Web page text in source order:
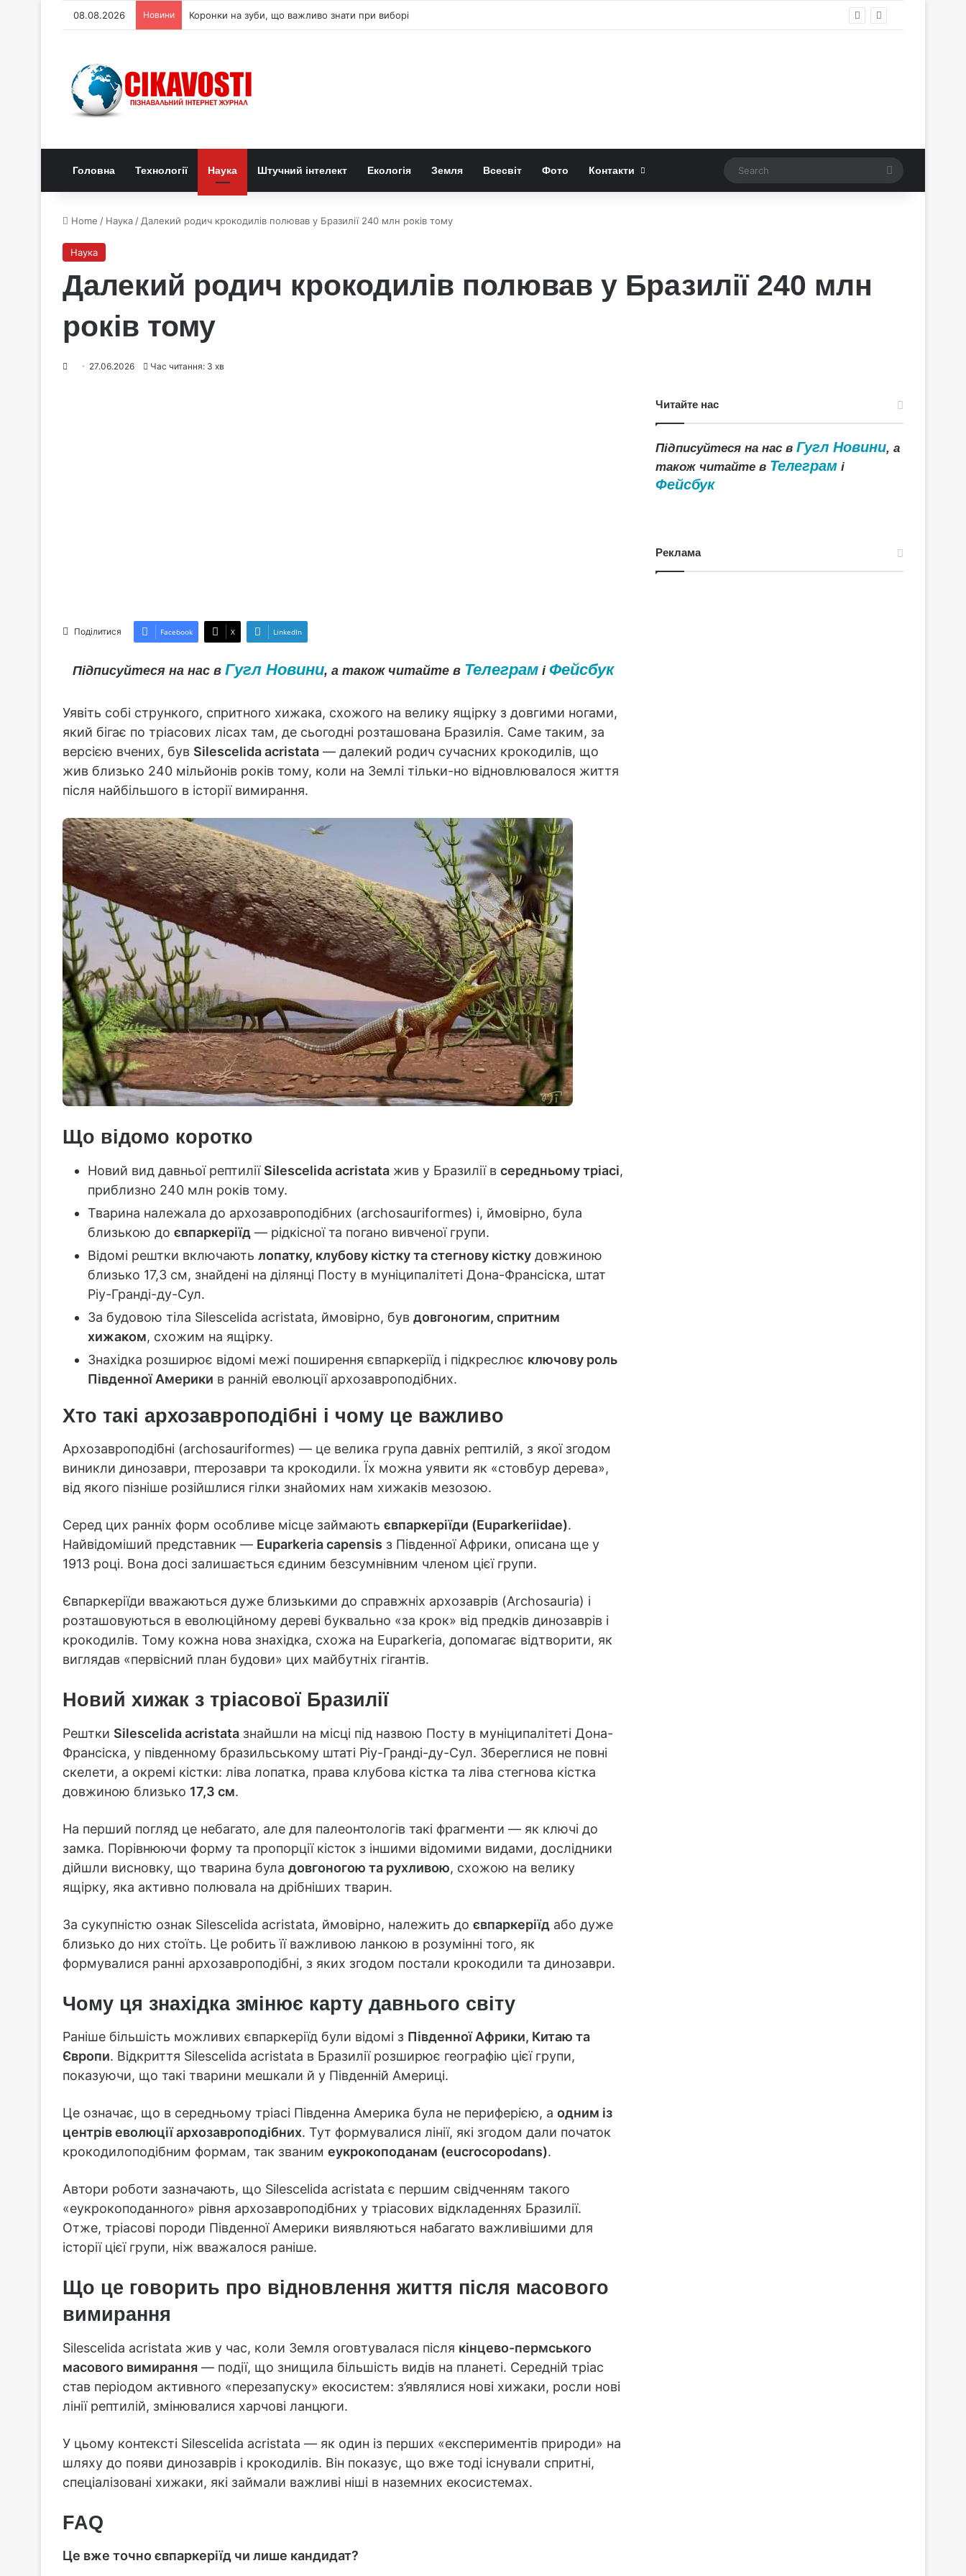
08.08.2026 Новини Коронки на зуби, що важливо знати при виборі
Головна Технології Наука Штучний інтелект Екологія Земля Всесвіт Фото Контакти Search
Home / Наука / Далекий родич крокодилів полював у Бразилії 240 млн років тому
Наука
Далекий родич крокодилів полював у Бразилії 240 млн
років тому
27.06.2026 Час читання: 3 хв
Поділитися Facebook X LinkedIn
Підписуйтеся на нас в Гугл Новини, а також читайте в Телеграмі Фейсбук
Уявіть собі стрункого, спритного хижака, схожого на велику ящірку з довгими ногами,
який бігає по тріасових лісах там, де сьогодні розташована Бразилія. Саме таким, за
версією вчених, був Silescelida acristata — далекий родич сучасних крокодилів, що
жив близько 240 мільйонів років тому, коли на Землі тільки-но відновлювалося життя
після найбільшого в історії вимирання.
Що відомо коротко
Новий вид давньої рептилії Silescelida acristata жив у Бразилії в середньому тріасі,
приблизно 240 млн років тому.
Тварина належала до архозавроподібних (archosauriformes) і, ймовірно, була
близькою до євпаркеріїд — рідкісної та погано вивченої групи.
Відомі рештки включають лопатку, клубову кістку та стегнову кістку довжиною
близько 17,3 см, знайдені на ділянці Посту в муніципалітеті Дона-Франсіска, штат
Ріу-Гранді-ду-Сул.
За будовою тіла Silescelida acristata, ймовірно, був довгоногим, спритним
хижаком, схожим на ящірку.
Знахідка розширює відомі межі поширення євпаркеріїд і підкреслює ключову роль
Південної Америки в ранній еволюції архозавроподібних.
Хто такі архозавроподібні і чому це важливо
Архозавроподібні (archosauriformes) — це велика група давніх рептилій, з якої згодом
виникли динозаври, птерозаври та крокодили. Їх можна уявити як «стовбур дерева»,
від якого пізніше розійшлися гілки знайомих нам хижаків мезозою.
Серед цих ранніх форм особливе місце займають євпаркеріїди (Euparkeriidae).
Найвідоміший представник — Euparkeria capensis з Південної Африки, описана ще у
1913 році. Вона досі залишається єдиним безсумнівним членом цієї групи.
Євпаркеріїди вважаються дуже близькими до справжніх архозаврів (Archosauria) і
розташовуються в еволюційному дереві буквально «за крок» від предків динозаврів і
крокодилів. Тому кожна нова знахідка, схожа на Euparkeria, допомагає відтворити, як
виглядав «первісний план будови» цих майбутніх гігантів.
Новий хижак з тріасової Бразилії
Рештки Silescelida acristata знайшли на місці під назвою Посту в муніципалітеті Дона-
Франсіска, у південному бразильському штаті Ріу-Гранді-ду-Сул. Збереглися не повні
скелети, а окремі кістки: ліва лопатка, права клубова кістка та ліва стегнова кістка
довжиною близько 17,3 см.
На перший погляд це небагато, але для палеонтологів такі фрагменти — як ключі до
замка. Порівнюючи форму та пропорції кісток з іншими відомими видами, дослідники
дійшли висновку, що тварина була довгоногою та рухливою, схожою на велику
ящірку, яка активно полювала на дрібніших тварин.
За сукупністю ознак Silescelida acristata, ймовірно, належить до євпаркеріїд або дуже
близько до них стоїть. Це робить її важливою ланкою в розумінні того, як
формувалися ранні архозавроподібні, з яких згодом постали крокодили та динозаври.
Чому ця знахідка змінює карту давнього світу
Раніше більшість можливих євпаркеріїд були відомі з Південної Африки, Китаю та
Європи. Відкриття Silescelida acristata в Бразилії розширює географію цієї групи,
показуючи, що такі тварини мешкали й у Південній Америці.
Це означає, що в середньому тріасі Південна Америка була не периферією, а одним із
центрів еволюції архозавроподібних. Тут формувалися лінії, які згодом дали початок
крокодилоподібним формам, так званим еукрокоподанам (eucrocopodans).
Автори роботи зазначають, що Silescelida acristata є першим свідченням такого
«еукрокоподанного» рівня архозавроподібних у тріасових відкладеннях Бразилії.
Отже, тріасові породи Південної Америки виявляються набагато важливішими для
історії цієї групи, ніж вважалося раніше.
Що це говорить про відновлення життя після масового
вимирання
Silescelida acristata жив у час, коли Земля оговтувалася після кінцево-пермського
масового вимирання — події, що знищила більшість видів на планеті. Середній тріас
став періодом активного «перезапуску» екосистем: з’являлися нові хижаки, росли нові
лінії рептилій, змінювалися харчові ланцюги.
У цьому контексті Silescelida acristata — як один із перших «експериментів природи» на
шляху до появи динозаврів і крокодилів. Він показує, що вже тоді існували спритні,
спеціалізовані хижаки, які займали важливі ніші в наземних екосистемах.
FAQ
Це вже точно євпаркеріїд чи лише кандидат?
Читайте нас
Підписуйтеся на нас вГугл Новини, а
також читайте в Телеграм і
Фейсбук
Реклама